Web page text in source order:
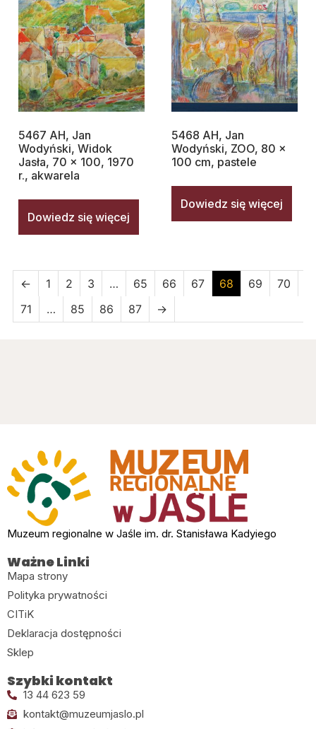
5467 AH, Jan
Wodyński, Widok
Jasła, 70 x 100, 1970
r., akwarela
Dowiedz się więcej
5468 AH, Jan
Wodyński, ZOO, 80 x
100 cm, pastele
Dowiedz się więcej
← 1 2 3 … 65 66 67 68 69
70
71
… 85 86 87 →
Muzeum regionalne w Jaśle im. dr. Stanisława Kadyiego
Ważne Linki
Mapa strony
Polityka prywatności
CITiK
Deklaracja dostępności
Sklep
Szybki kontakt
13 44 623 59
kontakt@muzeumjaslo.pl